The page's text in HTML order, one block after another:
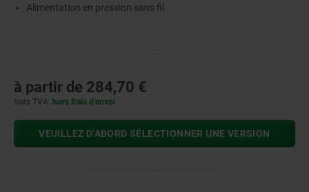
Alimentation en pression sans fil
à partir de 284,70 €
hors TVA hors frais d’envoi
VEUILLEZ D’ABORD SÉLECTIONNER UNE VERSION